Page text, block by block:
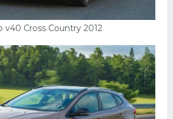
v40 Cross Country 2012